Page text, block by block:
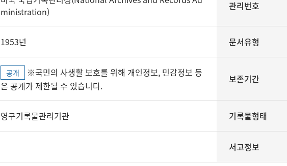
ministration)
관리번호
1953년 문서유형
공개
은 공개가 제한될 수 있습니다.
보존기간
영구기록물관리기관 기록물형태
서고정보